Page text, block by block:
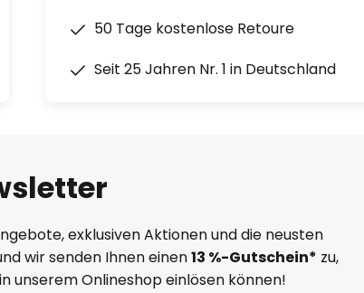
50 Tage kostenlose Retoure
Seit 25 Jahren Nr. 1 in Deutschland
exklusiven Aktionen und die neusten
wir senden Ihnen einen13 %-Gutschein* zu,
unserem Onlineshop einlösen können!